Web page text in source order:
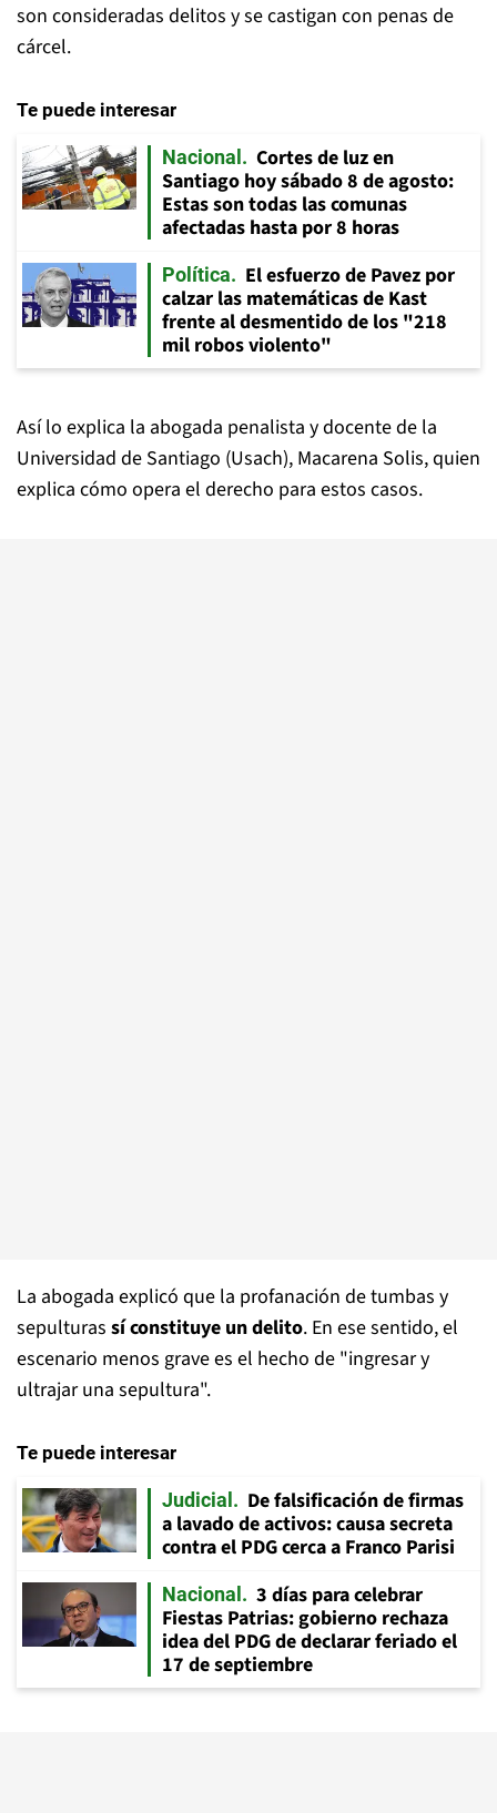
son consideradas delitos y se castigan con penas de
cárcel.
Te puede interesar
Nacional
Cortes de luz en
Santiago hoy sábado 8 de agosto:
Estas son todas las comunas
afectadas hasta por 8 horas
Política
El esfuerzo de Pavez por
calzar las matemáticas de Kast
frente al desmentido de los "218
mil robos violento"
Así lo explica la abogada penalista y docente de la
Universidad de Santiago (Usach), Macarena Solis, quien
explica cómo opera el derecho para estos casos.
La abogada explicó que la profanación de tumbas y
sepulturas sí constituye un delito. En ese sentido, el
escenario menos grave es el hecho de "ingresar y
ultrajar una sepultura".
Te puede interesar
Judicial
De falsificación de firmas
a lavado de activos: causa secreta
contra el PDG cerca a Franco Parisi
Nacional
3 días para celebrar
Fiestas Patrias: gobierno rechaza
idea del PDG de declarar feriado el
17 de septiembre